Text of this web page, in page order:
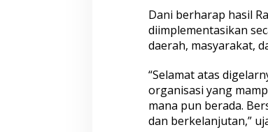
r
S
e
t
a
n
Dani berharap hasil
diimplementasikan
daerah, masyarakat,
“Selamat atas
organisasi yang
mana pun berada.
dan berkelanjutan,”